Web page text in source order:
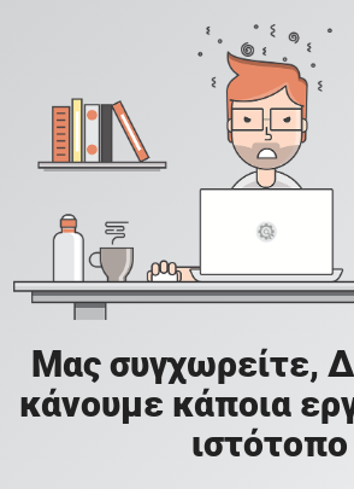
Μας συγχωρείτε,
κάνουμε κάποια
ιστότοπο